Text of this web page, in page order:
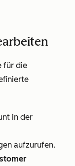
für die
in der
aufzurufen.